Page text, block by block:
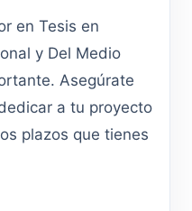
en Tesis en
y Del Medio
Asegúrate
a tu proyecto
plazos que tienes